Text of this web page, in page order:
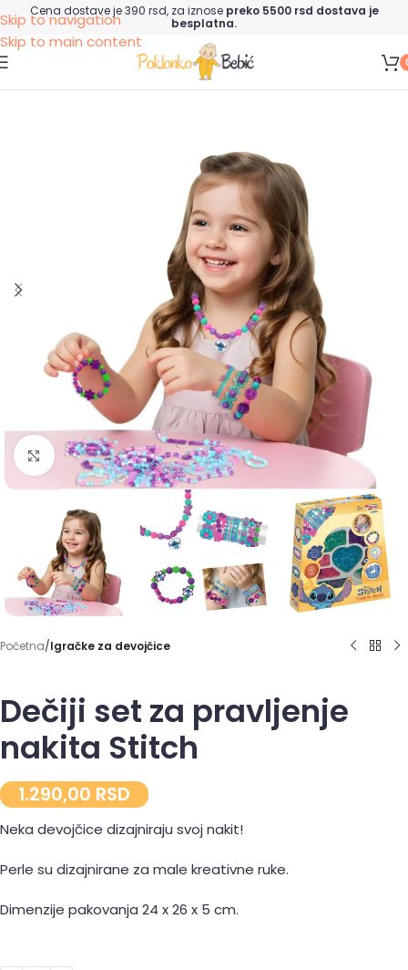
Skip to navigation
Skip to main content
Cena dostave je 390 rsd, za iznose preko 5500 rsd dostava je
besplatna.
Click to enlarge
Početna Igračke za devojčice
Dečiji set za pravljenje
nakita Stitch
1.290,00 RSD
Neka devojčice dizajniraju svoj nakit!
Perle su dizajnirane za male kreativne ruke.
Dimenzije pakovanja 24 x 26 x 5 cm.